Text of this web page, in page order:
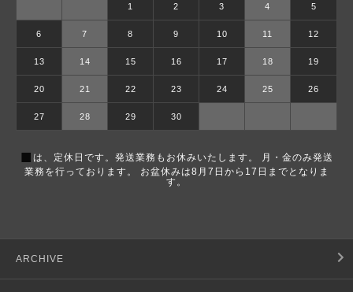
1 2 3 4 5
6 7 8 9 10 11 12
13 14 15 16 17 18 19
20 21 22 23 24 25 26
27 28 29 30
■ は、定休日です。発送業務もお休みいたします。 月・金のみ発送
業務を行っております。 お盆休みは8月7日から17日までとなりま
す。
ARCHIVE